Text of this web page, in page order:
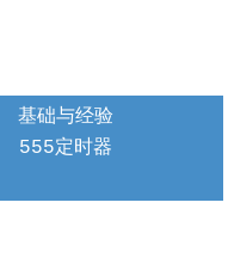
基础与经验
555定时器